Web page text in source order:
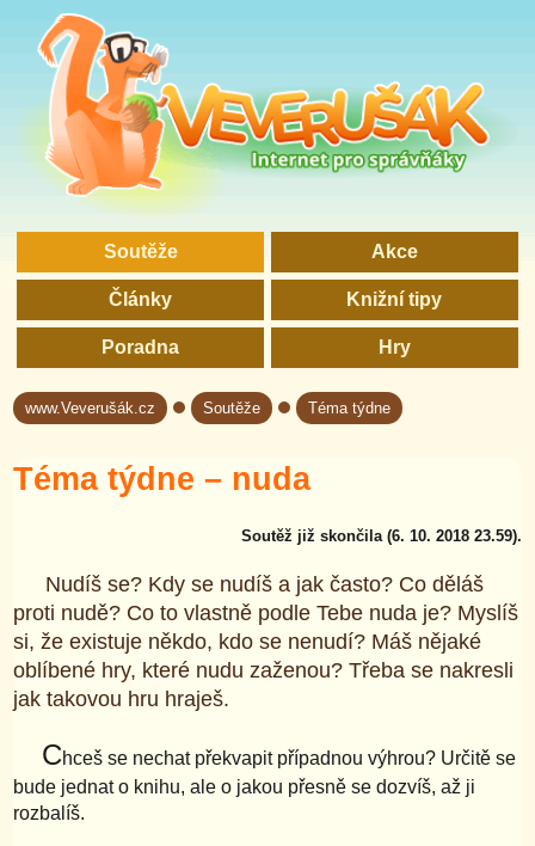
Soutěže Akce
Články Knižní tipy
Poradna Hry
www.Veverušák.cz→ Soutěže→ Téma týdne
Téma týdne – nuda
Soutěž již skončila (6. 10. 2018 23.59).
Nudíš se? Kdy se nudíš a jak často? Co děláš
proti nudě? Co to vlastně podle Tebe nuda je? Myslíš
si, že existuje někdo, kdo se nenudí? Máš nějaké
oblíbené hry, které nudu zaženou? Třeba se nakresli
jak takovou hru hraješ.
Chceš se nechat překvapit případnou výhrou? Určitě se
bude jednat o knihu, ale o jakou přesně se dozvíš, až ji
rozbalíš.